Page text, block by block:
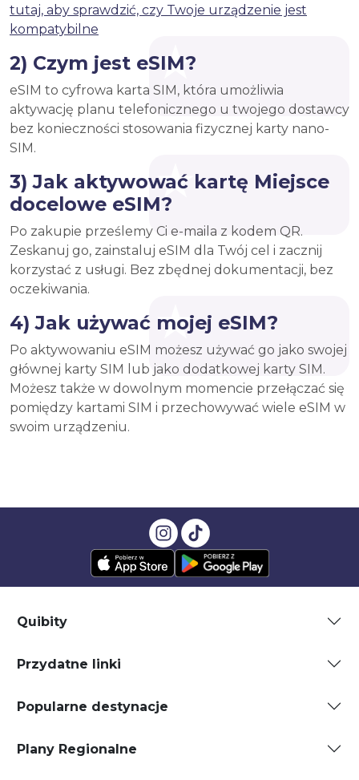
tutaj, aby sprawdzić, czy Twoje urządzenie jest
kompatybilne
2) Czym jest eSIM?
eSIM to cyfrowa karta SIM, która umożliwia
aktywację planu telefonicznego u twojego dostawcy
bez konieczności stosowania fizycznej karty nano-
SIM.
3) Jak aktywować kartę Miejsce
docelowe eSIM?
Po zakupie prześlemy Ci e-maila z kodem QR.
Zeskanuj go, zainstaluj eSIM dla Twój cel i zacznij
korzystać z usługi. Bez zbędnej dokumentacji, bez
oczekiwania.
4) Jak używać mojej eSIM?
Po aktywowaniu eSIM możesz używać go jako swojej
głównej karty SIM lub jako dodatkowej karty SIM.
Możesz także w dowolnym momencie przełączać się
pomiędzy kartami SIM i przechowywać wiele eSIM w
swoim urządzeniu.
Quibity
Przydatne linki
Popularne destynacje
Plany Regionalne